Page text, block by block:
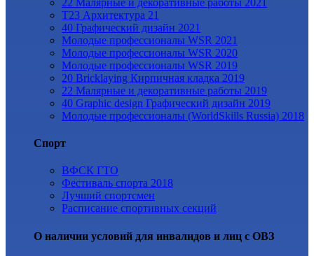
Т23 Архитектура 21
40 Графический дизайн 2021
Молодые профессионалы WSR 2021
Молодые профессионалы WSR 2020
Молодые профессионалы WSR 2019
20 Bricklaying Кирпичная кладка 2019
22 Малярные и декоративные работы 2019
40 Graphic design Графический дизайн 2019
Молодые профессионалы (WorldSkills Russia) 2018
Спорт
ВФСК ГТО
Фестиваль спорта 2018
Лучший спортсмен
Расписание спортивных секций
О наличии условий для инвалидов и лиц с ОВЗ